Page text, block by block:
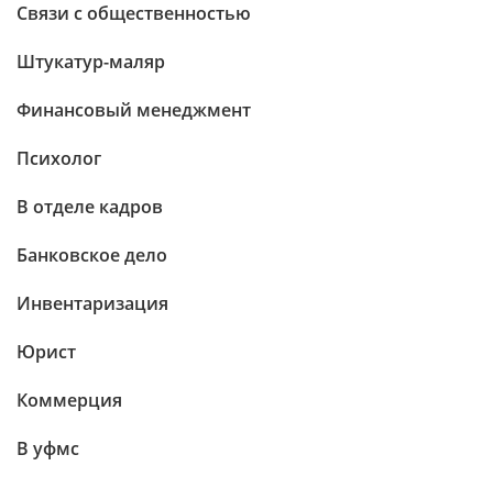
Связи с общественностью
Штукатур-маляр
Финансовый менеджмент
Психолог
В отделе кадров
Банковское дело
Инвентаризация
Юрист
Коммерция
В уфмс